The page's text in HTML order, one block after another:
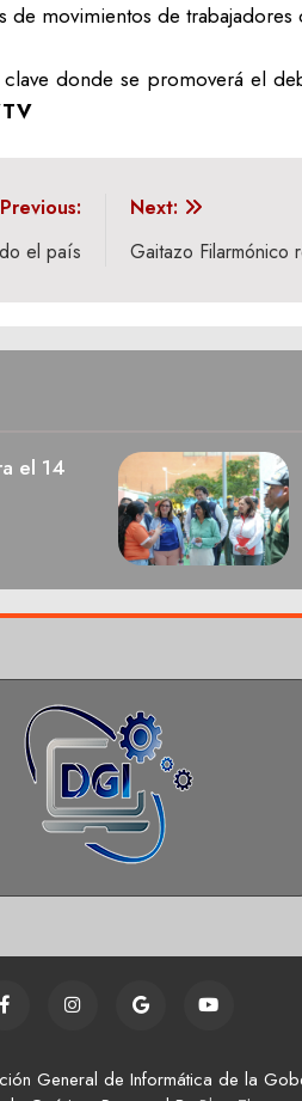
movimientos de trabajadores
donde se promoverá el
Previous:
el país
Next:
Gaitazo Filarmónico
el 14
General de Informática de la